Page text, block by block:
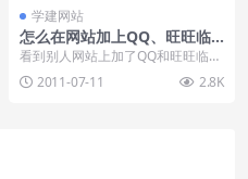
学建网站
怎么在网站加上QQ、旺旺临
时会话
看到别人网站上加了QQ和旺旺临时
会话很酷，也很方便，就一直想给
小川SEO上也加上...
2011-07-11 2.8K